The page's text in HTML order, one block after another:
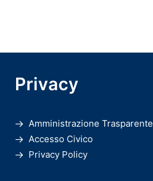
Privacy
Amministrazione Trasparente
Accesso Civico
Privacy Policy